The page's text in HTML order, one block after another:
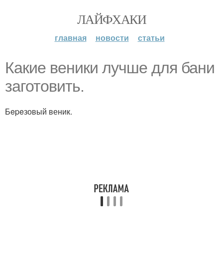
ЛАЙФХАКИ
главная новости статьи
Какие веники лучше для бани
заготовить.
Бepeзовый веник.